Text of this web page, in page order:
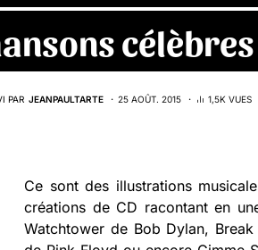
célèbres
PAR JEANPAULTARTE 25 AOÛT. 2015 1,5K VUES
Ce sont des illustrations
créations de CD racontant en
Watchtower de Bob Dylan,